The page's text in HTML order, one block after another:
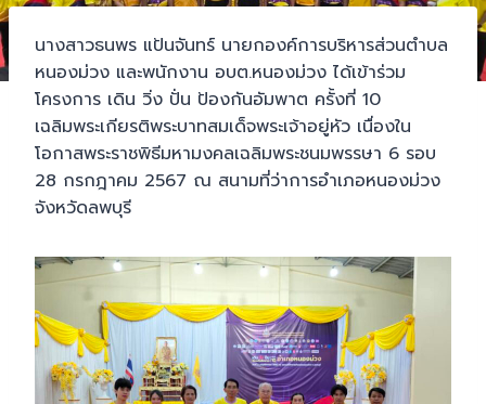
นางสาวธนพร แป้นจันทร์ นายกองค์การบริหารส่วนตำบล
หนองม่วง และพนักงาน อบต.หนองม่วง ได้เข้าร่วม
โครงการ เดิน วิ่ง ปั่น ป้องกันอัมพาต ครั้งที่ 10
เฉลิมพระเกียรติพระบาทสมเด็จพระเจ้าอยู่หัว เนื่องใน
โอกาสพระราชพิธีมหามงคลเฉลิมพระชนมพรรษา 6 รอบ
28 กรกฎาคม 2567 ณ สนามที่ว่าการอำเภอหนองม่วง
จังหวัดลพบุรี